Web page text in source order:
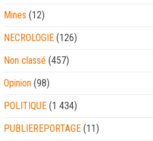
Mines (12)
NECROLOGIE (126)
Non classé (457)
Opinion (98)
POLITIQUE (1 434)
PUBLIEREPORTAGE (11)